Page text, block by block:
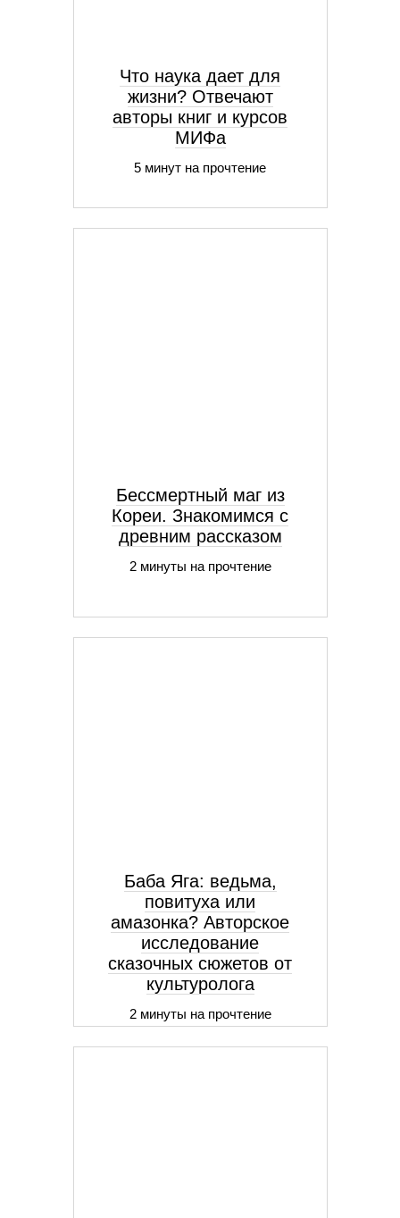
Что наука дает для
жизни? Отвечают
авторы книг и курсов
МИФа
5 минут на прочтение
Бессмертный маг из
Кореи. Знакомимся с
древним рассказом
2 минуты на прочтение
Баба Яга: ведьма,
повитуха или
амазонка? Авторское
исследование
сказочных сюжетов от
культуролога
2 минуты на прочтение